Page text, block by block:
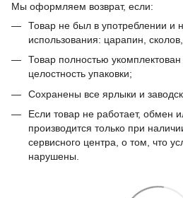
Мы оформляем возврат, если:
Товар не был в употреблении и
использования: царапин,
Товар полностью
целостность упаковки;
Сохранены все ярлыки и
Если товар не работает, обмен
производится только при
сервисного центра, о том, что
нарушены.